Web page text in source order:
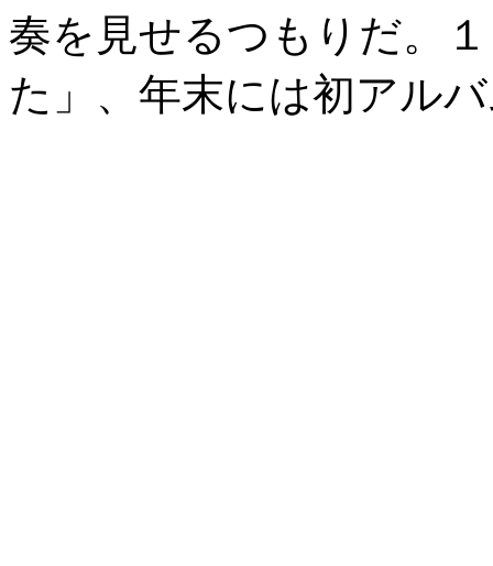
奏を見せるつもりだ。
た」、年末には初アル